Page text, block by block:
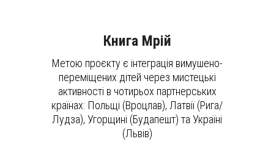
Книга Мрій
Метою проєкту є інтеграція вимушено-
переміщених дітей через мистецькі
активності в чотирьох партнерських
країнах: Польщі (Вроцлав), Латвії (Рига/
Лудза), Угорщині (Будапешт) та Україні
(Львів)